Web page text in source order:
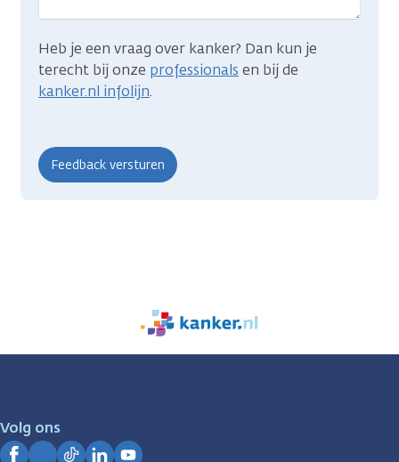
Heb je een vraag over kanker? Dan kun je
terecht bij onze professionals en bij de
kanker.nl infolijn.
We
zijn
Volg ons